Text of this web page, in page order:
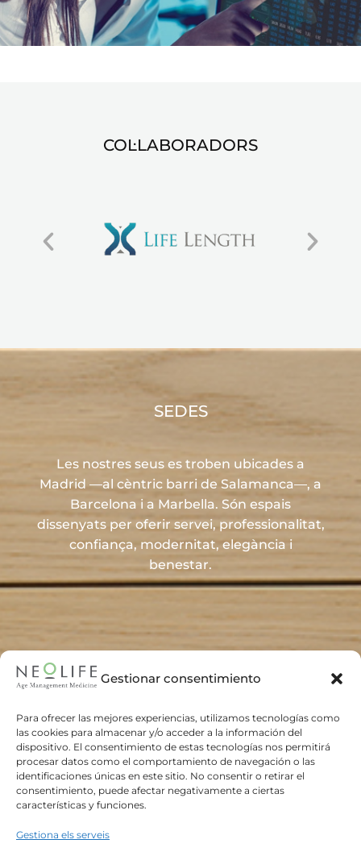
Gestionar consentimiento
Para ofrecer las mejores experiencias, utilizamos tecnologías como
las cookies para almacenar y/o acceder a la información del
dispositivo. El consentimiento de estas tecnologías nos permitirá
procesar datos como el comportamiento de navegación o las
identificaciones únicas en este sitio. No consentir o retirar el
consentimiento, puede afectar negativamente a ciertas
características y funciones.
Gestiona els serveis
COL·LABORADORS
SEDES
Les nostres seus es troben ubicades a
Madrid —al cèntric barri de Salamanca—, a
Barcelona i a Marbella. Són espais
dissenyats per oferir servei, professionalitat,
confiança, modernitat, elegància i
benestar.